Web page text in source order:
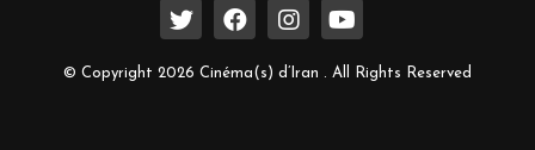
© Copyright 2026 Cinéma(s) d’Iran . All Rights Reserved